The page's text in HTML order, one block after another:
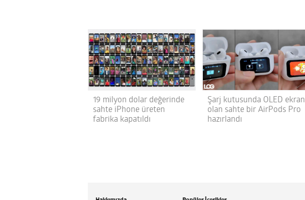
19 milyon dolar değerinde
sahte iPhone üreten
fabrika kapatıldı
Şarj kutusunda OLED ekran
olan sahte bir AirPods Pro
hazırlandı